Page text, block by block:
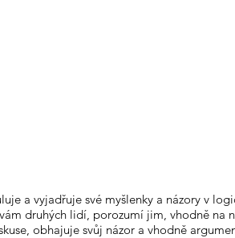
a vyjadřuje své myšlenky a názory v
druhých lidí, porozumí jim, vhodně na
obhajuje svůj názor a vhodně